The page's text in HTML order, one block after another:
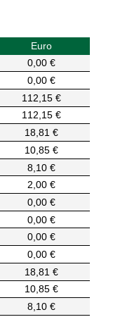
Euro
0,00 €
0,00 €
112,15 €
112,15 €
18,81 €
10,85 €
8,10 €
2,00 €
0,00 €
0,00 €
0,00 €
0,00 €
18,81 €
10,85 €
8,10 €